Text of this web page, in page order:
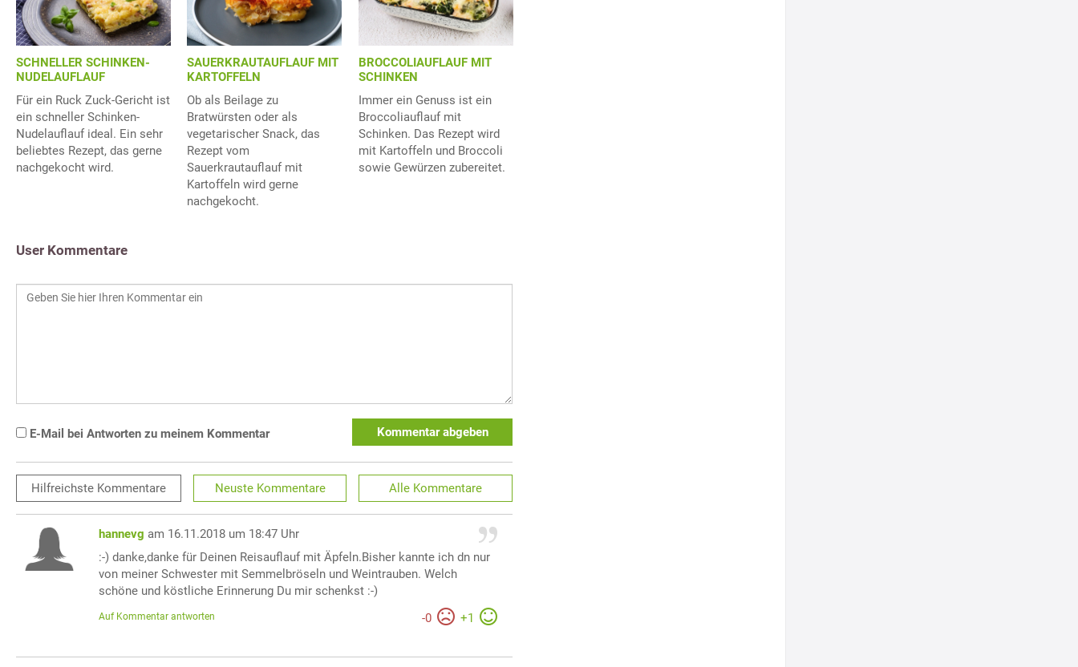
SCHNELLER SCHINKEN-
NUDELAUFLAUF
Für ein Ruck Zuck-Gericht ist
ein schneller Schinken-
Nudelauflauf ideal. Ein sehr
beliebtes Rezept, das gerne
nachgekocht wird.
SAUERKRAUTAUFLAUF MIT
KARTOFFELN
Ob als Beilage zu
Bratwürsten oder als
vegetarischer Snack, das
Rezept vom
Sauerkrautauflauf mit
Kartoffeln wird gerne
nachgekocht.
BROCCOLIAUFLAUF MIT
SCHINKEN
Immer ein Genuss ist ein
Broccoliauflauf mit
Schinken. Das Rezept wird
mit Kartoffeln und Broccoli
sowie Gewürzen zubereitet.
User Kommentare
E-Mail bei Antworten zu meinem Kommentar Kommentar abgeben
Hilfreichste Kommentare Neuste Kommentare Alle Kommentare
hannevg am 16.11.2018 um 18:47 Uhr
:-) danke,danke für Deinen Reisauflauf mit Äpfeln.Bisher kannte ich dn nur
von meiner Schwester mit Semmelbröseln und Weintrauben. Welch
schöne und köstliche Erinnerung Du mir schenkst :-)
-0 +1
Auf Kommentar antworten